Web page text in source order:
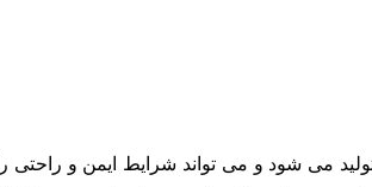
می شود و می تواند شرایط ایمن و راحتی